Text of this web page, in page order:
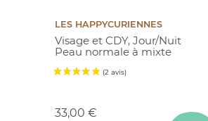
(11 avis)
LES HAPPYCURIENNES
Visage et CDY, Jour/Nuit
Peau normale à mixte
33,00 €